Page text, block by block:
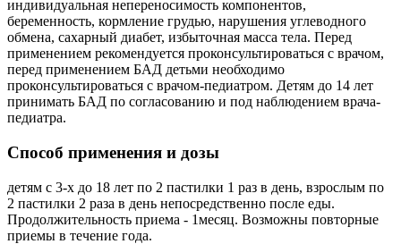
индивидуальная непереносимость компонентов,
беременность, кормление грудью, нарушения углеводного
обмена, сахарный диабет, избыточная масса тела. Перед
применением рекомендуется проконсультироваться с врачом,
перед применением БАД детьми необходимо
проконсультироваться с врачом-педиатром. Детям до 14 лет
принимать БАД по согласованию и под наблюдением врача-
педиатра.
Способ применения и дозы
детям с 3-х до 18 лет по 2 пастилки 1 раз в день, взрослым по
2 пастилки 2 раза в день непосредственно после еды.
Продолжительность приема - 1месяц. Возможны повторные
приемы в течение года.